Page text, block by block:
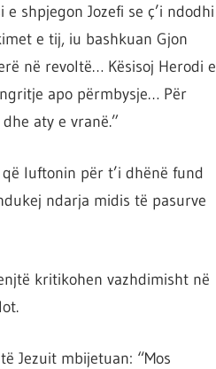
shpjegon Jozefi se ç’i ndodhi
e tij, iu bashkuan Gjon
në revoltë… Kësisoj Herodi e
apo përmbysje… Për
aty e vranë.”
luftonin për t’i dhënë fund
ndarja midis të pasurve
kritikohen vazhdimisht në
Jezuit mbijetuan: “Mos